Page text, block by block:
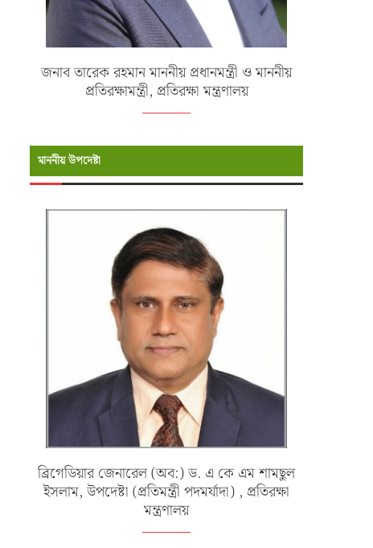
জনাব তারেক রহমান মাননীয় প্রধানমন্ত্রী ও মাননীয়
প্রতিরক্ষামন্ত্রী, প্রতিরক্ষা মন্ত্রণালয়
মাননীয় উপদেষ্টা
ব্রিগেডিয়ার জেনারেল (অব:) ড. এ কে এম শামছুল
ইসলাম, উপদেষ্টা (প্রতিমন্ত্রী পদমর্যাদা) , প্রতিরক্ষা
মন্ত্রণালয়